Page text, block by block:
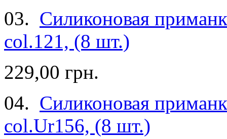
03. Силиконовая
col.121, (8 шт.)
229,00 грн.
04. Силиконовая
col.Ur156, (8 шт.)